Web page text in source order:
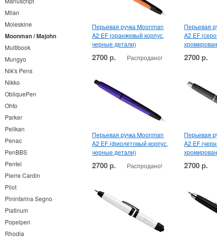
Milan
Moleskine
Moonman / Majohn
Multibook
Mungyo
Nik's Pens
Nikko
ObliquePen
Ohto
Parker
Pelikan
Penac
PenBBS
Pentel
Pierre Cardin
Pilot
Pininfarina Segno
Platinum
Popelpen
Rhodia
Перьевая ручка Moonman
A2 EF (оранжевый корпус,
черные детали)
2700 р. Распродано!
Перьевая
A2 EF
2700 р.
Перьевая ручка Moonman
A2 EF (фиолетовый корпус,
черные детали)
2700 р. Распродано!
Перьевая
A2 EF
2700 р.